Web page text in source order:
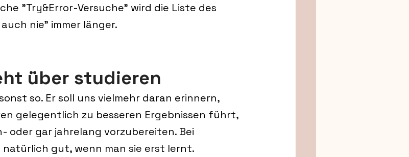
"Try&Error-Versuche" wird die Liste des
nie" immer länger.
über studieren
so. Er soll uns vielmehr daran erinnern,
gelegentlich zu besseren Ergebnissen führt,
oder gar jahrelang vorzubereiten. Bei
gut, wenn man sie erst lernt.